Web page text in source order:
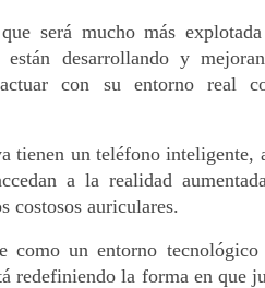
será mucho más
desarrollando y
con su entorno real
tienen un teléfono inteligente,
a la realidad
costosos auriculares.
como un entorno tecnológico
redefiniendo la forma en que